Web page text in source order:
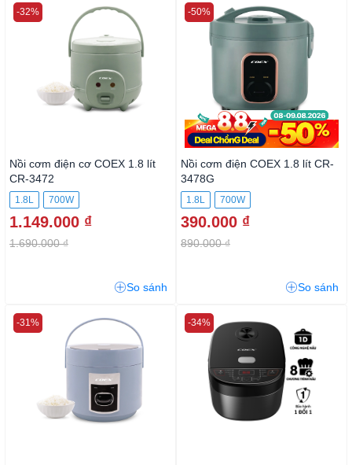
Nồi cơm điện cơ COEX 1.8 lít
CR-3472
1.8L 700W
1.149.000 ₫
1.690.000 ₫
-32%
So sánh
Nồi cơm điện COEX 1.8 lít CR-
3478G
1.8L 700W
390.000 ₫
890.000 ₫
-50%
So sánh
-31% -34%